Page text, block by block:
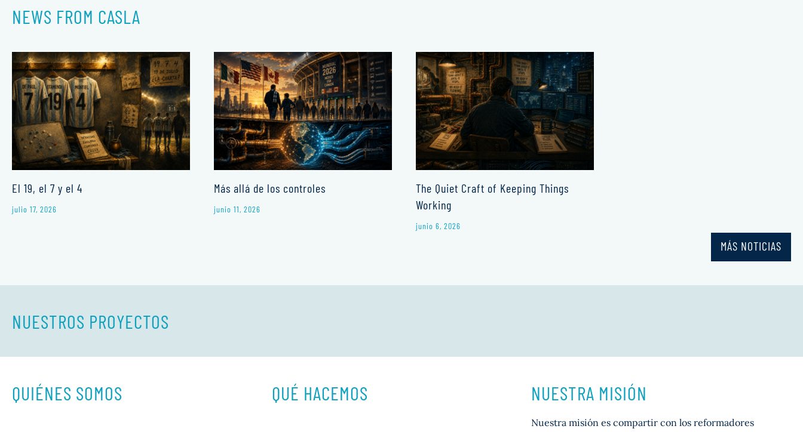
NEWS FROM CASLA
El 19, el 7 y el 4
julio 17, 2026
Más allá de los controles
junio 11, 2026
The Quiet Craft of Keeping Things
Working
junio 6, 2026
MÁS NOTICIAS
NUESTROS PROYECTOS
QUIÉNES SOMOS QUÉ HACEMOS NUESTRA MISIÓN
Nuestra misión es compartir con los reformadores